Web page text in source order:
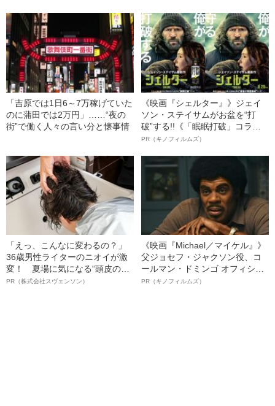
「吉原では1日6～7万稼げていた
のに蒲田では2万円」……“夜の
街”で働く人々の言い分と懐事情
《映画『シェルター』》ジェイ
ソン・ステイサムがお盆を“打
破”する!!《「眠眠打破」コラ
ボ》
PR（キノフィルムズ）
「えっ、こんなに変わるの？」
36歳男性ライターのニオイが激
変！ 夏場に気になる“頭皮のニ
オイ”や“ベタつき”を解消す
PR（株式会社スヴェンソン）
《映画『Michael／マイケル』》
父ジョセフ・ジャクソン役、コ
ールマン・ドミンゴ オフィシャ
ルインタビュー“観客を魅了した
PR（キノフィルムズ）